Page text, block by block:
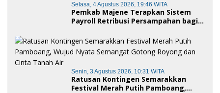
Selasa, 4 Agustus 2026, 19:46 WITA
Pemkab Majene Terapkan Sistem
Payroll Retribusi Persampahan bagi
Publik
Senin, 3 Agustus 2026, 10:31 WITA
Ratusan Kontingen Semarakkan
Festival Merah Putih Pamboang,